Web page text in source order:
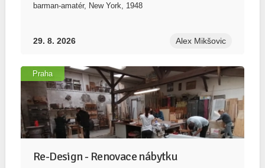
barman-amatér, New York, 1948
29. 8. 2026 Alex Mikšovic
Re-Design - Renovace nábytku
Praha